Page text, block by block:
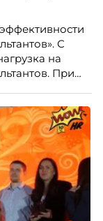
С
на
При
ускорить
и
Так и
в платформу